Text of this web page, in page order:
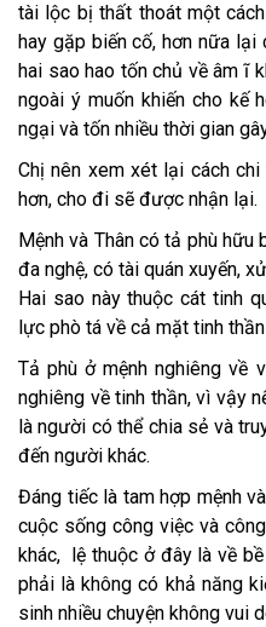
tài lộc bị thất thoát một
hay gặp biến cố, hơn nữa
hai sao hao tốn chủ về âm ĩ
ngoài ý muốn khiến cho kế
ngại và tốn nhiều thời gian
Chị nên xem xét lại cách
hơn, cho đi sẽ được nhận lại.
Mệnh và Thân có tả phù
đa nghệ, có tài quán xuyến,
Hai sao này thuộc cát tinh
lực phò tá về cả mặt tinh
Tả phù ở mệnh nghiêng về
nghiêng về tinh thần, vì vậy
là người có thể chia sẻ và
đến người khác.
Đáng tiếc là tam hợp mệnh
cuộc sống công việc và
khác, lệ thuộc ở đây là về
phải là không có khả năng
sinh nhiều chuyện không vui